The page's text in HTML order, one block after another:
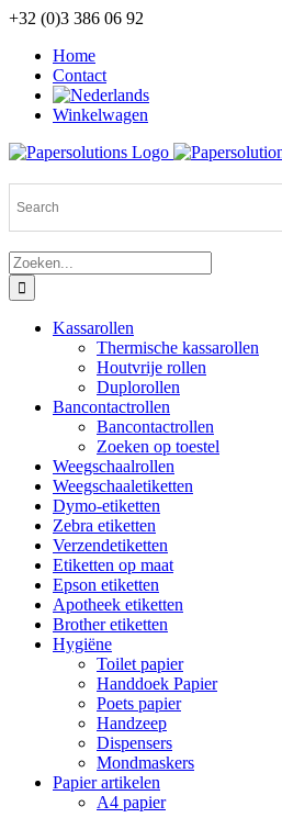
Ga
inhoud
+32 (0)3 386 06 92
Home
Contact
Winkelwagen
Zoeken
naar:
Kassarollen
Thermische kassarollen
Houtvrije rollen
Duplorollen
Bancontactrollen
Bancontactrollen
Zoeken op toestel
Weegschaalrollen
Weegschaaletiketten
Dymo-etiketten
Zebra etiketten
Verzendetiketten
Etiketten op maat
Epson etiketten
Apotheek etiketten
Brother etiketten
Hygiëne
Toilet papier
Handdoek Papier
Poets papier
Handzeep
Dispensers
Mondmaskers
Papier artikelen
A4 papier